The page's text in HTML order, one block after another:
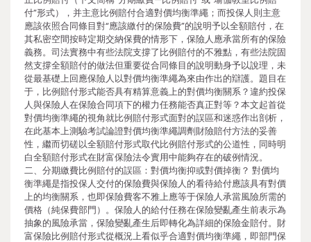
付”形式），并主意比例賠付合適對價均衡準繩；而投保人則主意
應該依照合同條目對“應該繳付的保險費”的說明予以全額賠付，在
其私密空間按時定期交納保費的情形下，保險人應承當所有的保險
義務。司法實務中有些法院支撐了比例賠付的不雅點，有些法院固
然支撐全額賠付的做法但重要從合同條目的說明動身予以說理，未
從最基礎上回應保險人以對價均衡準繩為來由作出的辯護。題目在
于，比例賠付形式能否具有精算意義上的對價均衡關系？違約投保
人與保險人在保險合同項下的權力任務能否真正對等？本文起首從
對價均衡準繩的視角就比例賠付形式面對的誤區和迷惑作出剖析，
在此基本上測驗考試論證對價均衡準繩調劑財險賠付方法的妥善
性，繼而切磋以全額賠付形式取代比例賠付形式的公道性，同時明
白全額賠付形式在財富保險法令實用中能夠存在的破例情況。
二、分期繳費比例賠付的誤區：對價均衡抑或對價掉衡？ 對價均
衡準繩是指投保人交付的保險費與保險人的看待給付應該具有對價
上的均衡關系，也即保險費客不雅上應等于保險人承當風險所需的
價格（純保費部門）。保險人的給付任務在保險變亂產生前表示為
抽象的風險承當，保險變亂產生后即轉化為詳細的保險金賠付。財
富保險比例賠付形式從概況上看似乎合適對價均衡準繩，即部門保